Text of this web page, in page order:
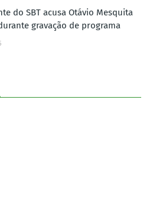
do SBT acusa Otávio Mesquita
gravação de programa